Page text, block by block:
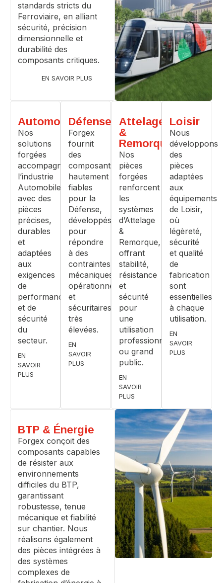
standards stricts du
Ferroviaire, en alliant
sécurité, précision
dimensionnelle et
durabilité des
composants critiques.
EN SAVOIR PLUS
Automobile
Nos
solutions
forgées
accompagnent
l’industrie
Automobile
avec des
pièces
précises,
durables
et
adaptées
aux
exigences
de
performance
et de
sécurité
du
secteur.
EN
SAVOIR
PLUS
Défense
Forgex
fournit
des
composants
hautement
fiables
pour la
Défense,
développés
pour
répondre
à des
contraintes
mécaniques,
opérationnelles
et
sécuritaires
très
élevées.
EN
SAVOIR
PLUS
Attelage
&
Remorque
Nos
pièces
forgées
renforcent
les
systèmes
d’Attelage
&
Remorque,
offrant
stabilité,
résistance
et
sécurité
pour
une
utilisation
professionnelle
ou grand
public.
EN
SAVOIR
PLUS
Loisir
Nous
développons
des
pièces
adaptées
aux
équipements
de Loisir,
où
légèreté,
sécurité
et qualité
de
fabrication
sont
essentielles
à chaque
utilisation.
EN
SAVOIR
PLUS
BTP & Énergie
Forgex conçoit des
composants capables
de résister aux
environnements
difficiles du BTP,
garantissant
robustesse, tenue
mécanique et fiabilité
sur chantier. Nous
réalisons également
des pièces intégrées à
des systèmes
complexes de